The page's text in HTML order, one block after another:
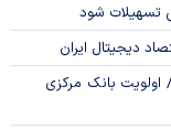
تسهیلات شود
اولویت بانک مرکزی